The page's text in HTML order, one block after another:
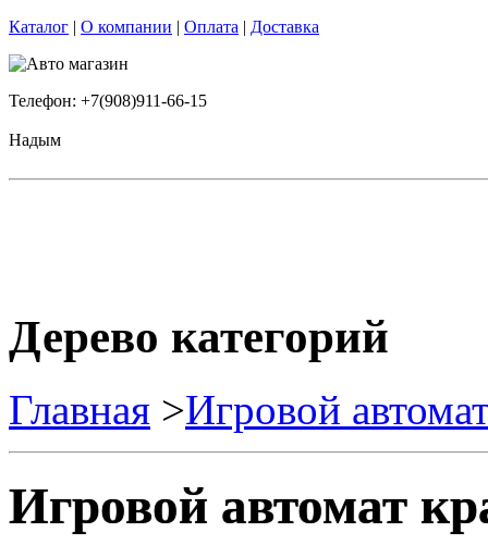
Каталог | О компании | Оплата | Доставка
Телефон: +7(908)911-66-15
Надым
Дерево категорий
Главная >Игровой
Игровой автомат